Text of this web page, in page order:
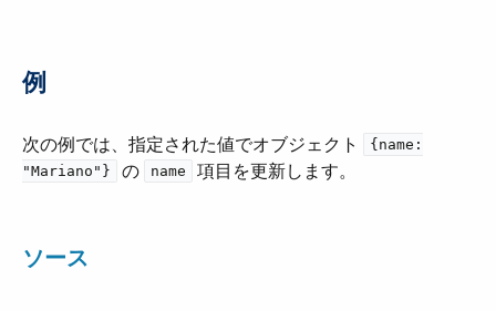
例
次の例では、指定された値でオブジェクト ​
{name:
"Mariano"}
​ の ​ name ​ 項目を更新します。
ソース